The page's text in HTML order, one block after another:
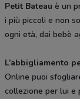
Petit Bateau è un
i più piccoli e non
ogni età, dai bebè
L’abbigliamento
Online puoi
collezione per lui e